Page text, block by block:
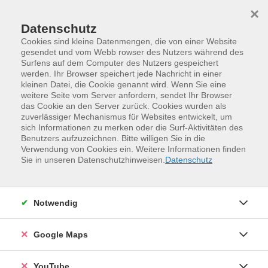
Programm
Kreativität und Gestaltung
Datenschutz
Cookies sind kleine Datenmengen, die von einer Website
gesendet und vom Webb rowser des Nutzers während des
Surfens auf dem Computer des Nutzers gespeichert
werden. Ihr Browser speichert jede Nachricht in einer
kleinen Datei, die Cookie genannt wird. Wenn Sie eine
weitere Seite vom Server anfordern, sendet Ihr Browser
das Cookie an den Server zurück. Cookies wurden als
zuverlässiger Mechanismus für Websites entwickelt, um
sich Informationen zu merken oder die Surf-Aktivitäten des
Benutzers aufzuzeichnen. Bitte willigen Sie in die
Verwendung von Cookies ein. Weitere Informationen finden
Sie in unseren Datenschutzhinweisen. Datenschutz
×
Notwendig
Google Maps